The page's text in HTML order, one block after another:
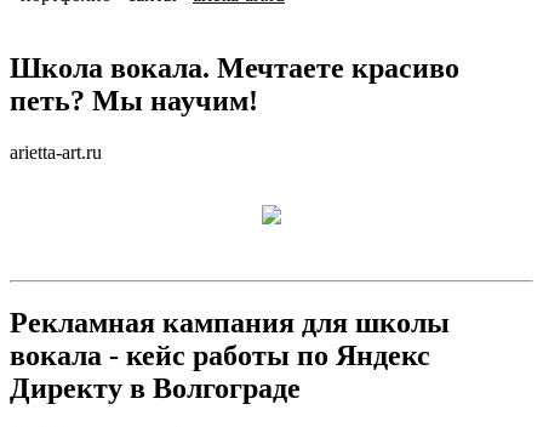
Школа вокала. Мечтаете красиво
петь? Мы научим!
arietta-art.ru
Рекламная кампания для школы
вокала - кейс работы по Яндекс
Директу в Волгограде